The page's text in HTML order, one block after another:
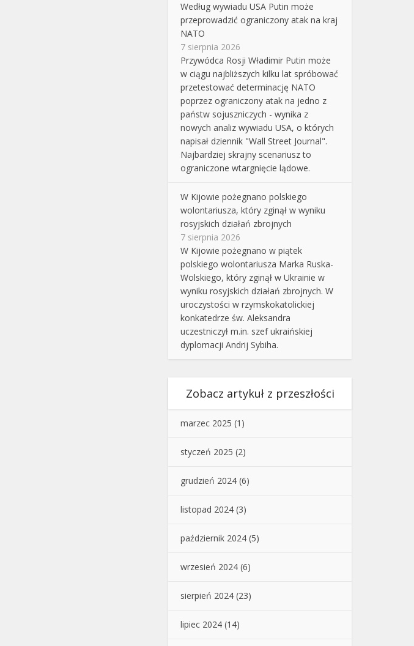
Według wywiadu USA Putin może
przeprowadzić ograniczony atak na kraj
NATO
7 sierpnia 2026
Przywódca Rosji Władimir Putin może
w ciągu najbliższych kilku lat spróbować
przetestować determinację NATO
poprzez ograniczony atak na jedno z
państw sojuszniczych - wynika z
nowych analiz wywiadu USA, o których
napisał dziennik "Wall Street Journal".
Najbardziej skrajny scenariusz to
ograniczone wtargnięcie lądowe.
W Kijowie pożegnano polskiego
wolontariusza, który zginął w wyniku
rosyjskich działań zbrojnych
7 sierpnia 2026
W Kijowie pożegnano w piątek
polskiego wolontariusza Marka Ruska-
Wolskiego, który zginął w Ukrainie w
wyniku rosyjskich działań zbrojnych. W
uroczystości w rzymskokatolickiej
konkatedrze św. Aleksandra
uczestniczył m.in. szef ukraińskiej
dyplomacji Andrij Sybiha.
Zobacz artykuł z przeszłości
marzec 2025 (1)
styczeń 2025 (2)
grudzień 2024 (6)
listopad 2024 (3)
październik 2024 (5)
wrzesień 2024 (6)
sierpień 2024 (23)
lipiec 2024 (14)